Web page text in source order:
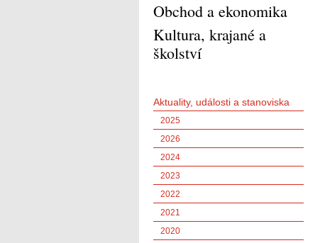
Obchod a ekonomika
Kultura, krajané a
školství
Aktuality, události a stanoviska
2025
2026
2024
2023
2022
2021
2020